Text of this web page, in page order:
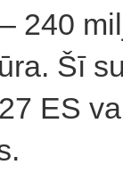
240
Šī
ES